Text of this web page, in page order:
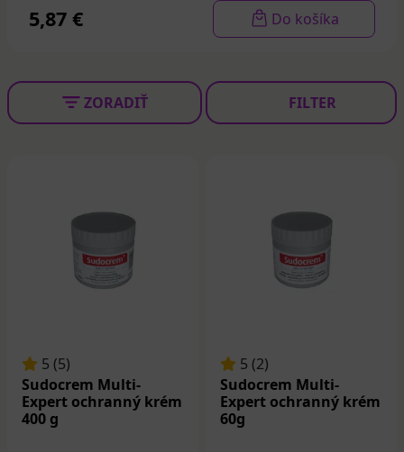
5,87 € Do košíka
ZORADIŤ FILTER
5 (5)
Sudocrem Multi-
Expert ochranný krém
400 g
5 (2)
Sudocrem Multi-
Expert ochranný krém
60g